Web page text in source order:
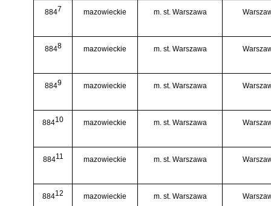
8847 mazowieckie m. st. Warszawa
8848 mazowieckie m. st. Warszawa
8849 mazowieckie m. st. Warszawa
88410 mazowieckie m. st. Warszawa
88411 mazowieckie m. st. Warszawa
88412 mazowieckie m. st. Warszawa